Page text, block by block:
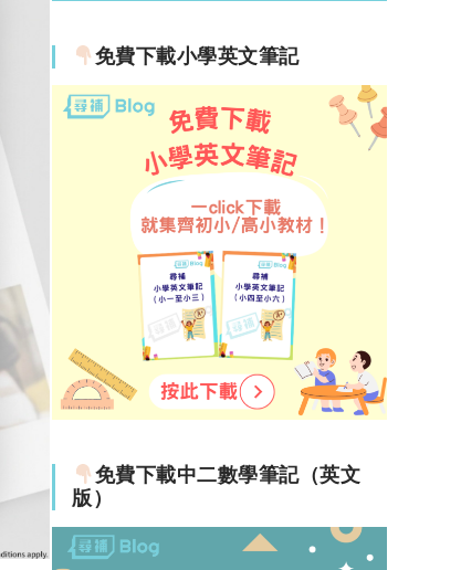
免費下載小學英文筆記
免費下載中二數學筆記（英文
版）